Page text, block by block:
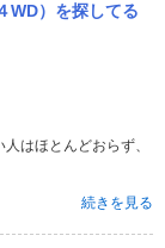
WD）を探してる
はほとんどおらず、
続きを見る